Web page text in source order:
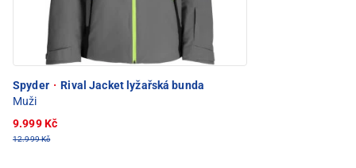
Spyder · Rival Jacket lyžařská bunda
Muži
9.999 Kč
12.999 Kč